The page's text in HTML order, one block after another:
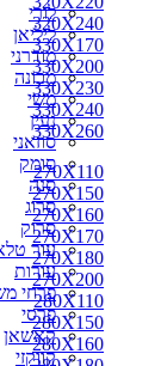
לורי
ליליאן
מודרני
מכונה
משי
נעין
סוזאני
סומק
סנה
סרוג
סרוק
עור
עורות
פרחי
פרסי
קאשאן
קווקזי
320X240
330X170
330X200
330X230
330X240
330X260
270X110
270X150
270X160
270X170
270X180
270X200
280X110
280X150
280X160